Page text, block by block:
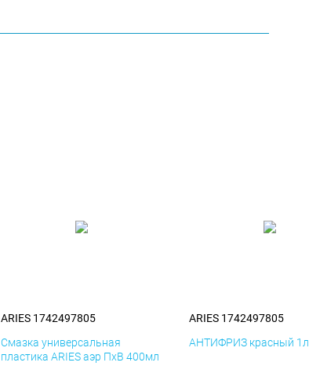
ARIES 1742497805
Смазка универсальная
пластика ARIES аэр ПхВ 400мл
ARIES 1742497805
АНТИФРИЗ красный 1л.